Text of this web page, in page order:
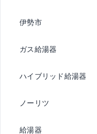
伊勢市
ガス給湯器
ハイブリッド給湯器
ノーリツ
給湯器